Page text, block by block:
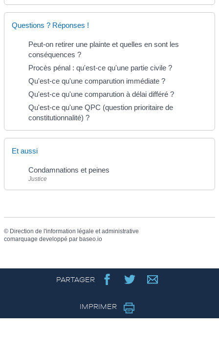
Questions ? Réponses !
Peut-on retirer une plainte et quelles en sont les
conséquences ?
Procès pénal : qu'est-ce qu'une partie civile ?
Qu'est-ce qu'une comparution immédiate ?
Qu'est-ce qu'une comparution à délai différé ?
Qu'est-ce qu'une QPC (question prioritaire de
constitutionnalité) ?
Et aussi
Condamnations et peines
Justice
© Direction de l'information légale et administrative
comarquage developpé par baseo.io
PARTAGER
IMPRIMER